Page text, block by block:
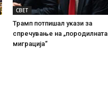
СВЕТ
Трамп потпишал укази за
спречување на „породилната
миграција“